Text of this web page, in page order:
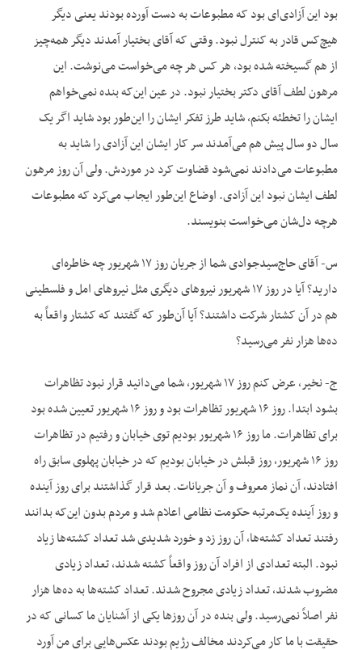
بود این آزادی‌ای بود که مطبوعات به دست آورده بودند یعنی دیگر
هیچ‌کس قادر به کنترل نبود. وقتی که آقای بختیار آمدند دیگر همه‌چیز
از هم گسیخته شده بود، هر کس هر چه می‌خواست می‌نوشت. این
مرهون لطف آقای دکتر بختیار نبود. در عین این‌که بنده نمی‌خواهم
ایشان را تخطئه بکنم، شاید طرز تفکر ایشان را این‌طور بود شاید اگر یک
سال دو سال پیش هم می‌آمدند سر کار ایشان این آزادی را شاید به
مطبوعات می‌دادند نمی‌شود قضاوت کرد در موردش. ولی آن روز مرهون
لطف ایشان نبود این آزادی. اوضاع این‌طور ایجاب می‌کرد که مطبوعات
هرچه دل‌‌شان می‌خواست بنویسند.
س- آقای حاج‌سیدجوادی شما از جریان روز ۱۷ شهریور چه خاطره‌ای
دارید؟ آیا در روز ۱۷ شهریور نیروهای دیگری مثل نیروهای امل و فلسطینی
هم در آن کشتار شرکت داشتند؟ آیا آن‌طور که گفتند که کشتار واقعاً به
ده‌ها هزار نفر می‌رسید؟
ج- نخیر، عرض کنم روز ۱۷ شهریور، شما می‌دانید قرار نبود تظاهرات
بشود ابتدا. روز ۱۶ شهریور تظاهرات بود و روز ۱۶ شهریور تعیین شده بود
برای تظاهرات. ما روز ۱۶ شهریور بودیم توی خیابان و رفتیم در تظاهرات
روز ۱۶ شهریور، روز قبلش در خیابان بودیم که در خیابان پهلوی سابق راه
افتادند، آن نماز معروف و آن جریانات. بعد قرار گذاشتند برای روز آینده
و روز آینده یک‌مرتبه حکومت نظامی اعلام شد و مردم بدون این‌که بدانند
رفتند تعداد کشته‌ها، آن روز زد و خورد شدیدی شد تعداد کشته‌ها زیاد
نبود. البته تعدادی از افراد آن روز واقعاً کشته شدند، تعداد زیادی
مضروب شدند، تعداد زیادی مجروح شدند. تعداد کشته‌ها به ده‌ها هزار
نفر اصلاً نمی‌رسید. ولی بنده در آن روزها یکی از آشنایان ما کسانی که در
حقیقت با ما کار می‌کردند مخالف رژیم بودند عکس‌هایی برای من آورد